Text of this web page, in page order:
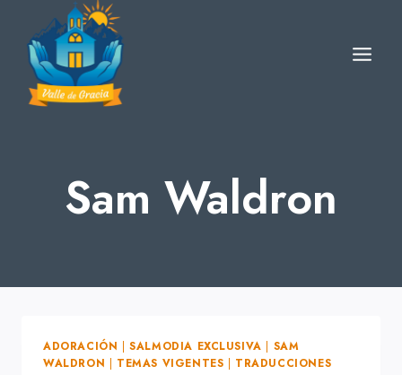
content
Sam Waldron
ADORACIÓN |SALMODIA EXCLUSIVA | SAM
WALDRON | TEMAS VIGENTES | TRADUCCIONES